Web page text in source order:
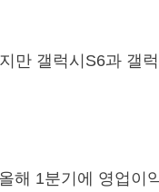
만 갤럭시S6과 갤럭
해 1분기에 영업이